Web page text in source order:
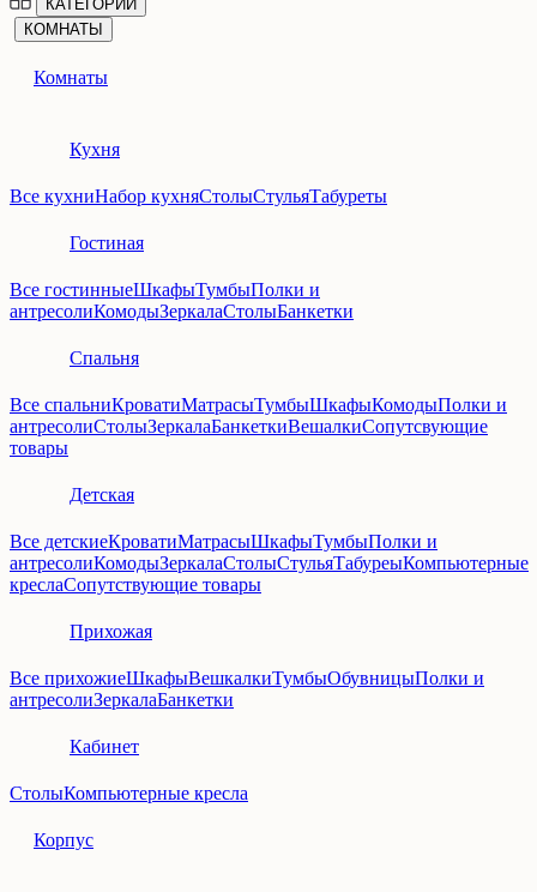
КАТЕГОРИИ
КОМНАТЫ
Комнаты
Кухня
Все кухниНабор кухняСтолыСтульяТабуреты
Гостиная
Все гостинныеШкафыТумбыПолки и
антресолиКомодыЗеркалаСтолыБанкетки
Спальня
Все спальниКроватиМатрасыТумбыШкафыКомодыПолки и
антресолиСтолыЗеркалаБанкеткиВешалкиСопутсвующие
товары
Детская
Все детскиеКроватиМатрасыШкафыТумбыПолки и
антресолиКомодыЗеркалаСтолыСтульяТабуреыКомпьютерные
креслаСопутствующие товары
Прихожая
Все прихожиеШкафыВешкалкиТумбыОбувницыПолки и
антресолиЗеркалаБанкетки
Кабинет
СтолыКомпьютерные кресла
Корпус